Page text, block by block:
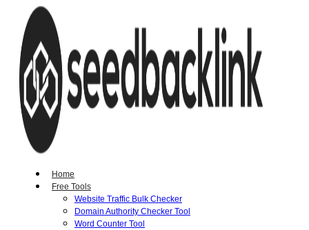
Home
Free Tools
Website Traffic Bulk Checker
Domain Authority Checker Tool
Word Counter Tool